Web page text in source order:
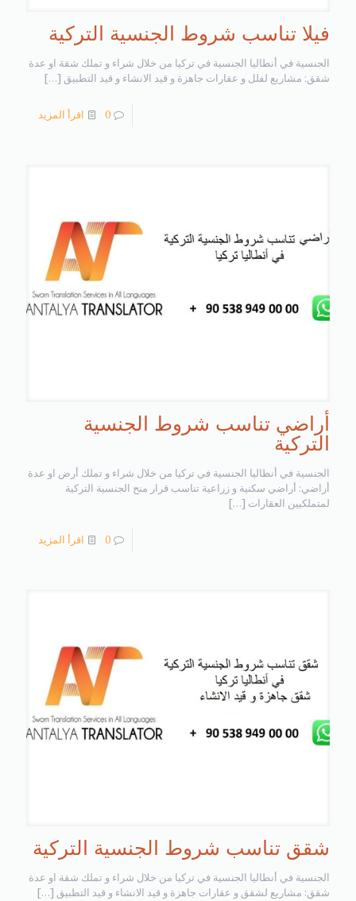
فيلا تناسب شروط الجنسية التركية
الجنسية في أنطاليا الجنسية في تركيا من خلال شراء و تملك شقة او عدة
شقق: مشاريع لفلل و عقارات جاهزة و قيد الانشاء و قيد التطبيق […]
0 اقرأ المزيد
أراضي تناسب شروط الجنسية
التركية
الجنسية في أنطاليا الجنسية في تركيا من خلال شراء و تملك أرض او عدة
أراضي: أراضي سكنية و زراعية تناسب قرار منح الجنسية التركية
لمتملكيين العقارات […]
0 اقرأ المزيد
شقق تناسب شروط الجنسية التركية
الجنسية في أنطاليا الجنسية في تركيا من خلال شراء و تملك شقة او عدة
شقق: مشاريع لشقق و عقارات جاهزة و قيد الانشاء و قيد التطبيق […]